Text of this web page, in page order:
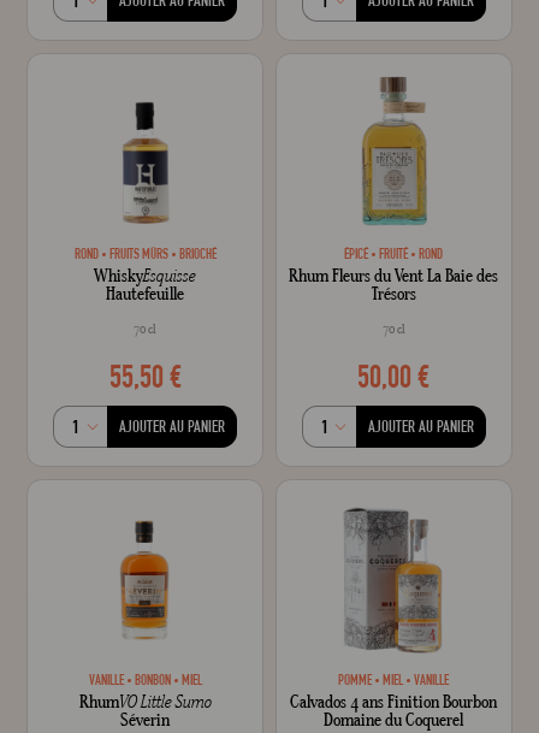
ROND FRUITS MÛRS BRIOCHÉ
WhiskyEsquisse
Hautefeuille
70 cl
55,50 €
AJOUTER AU PANIER
ÉPICÉ FRUITÉ ROND
Rhum Fleurs du Vent La Baie des
Trésors
70 cl
50,00 €
AJOUTER AU PANIER
VANILLE BONBON MIEL
RhumVO Little Sumo
Séverin
POMME MIEL VANILLE
Calvados 4 ans Finition Bourbon
Domaine du Coquerel